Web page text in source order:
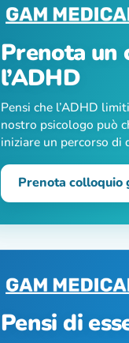
Prenota un
l’ADHD
Pensi che l’ADHD
nostro psicologo può
iniziare un percorso
Prenota colloquio
Pensi di